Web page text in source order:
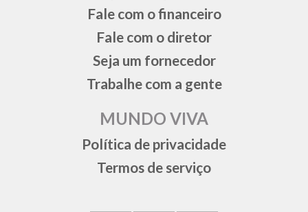
Fale com o financeiro
Fale com o diretor
Seja um fornecedor
Trabalhe com a gente
MUNDO VIVA
Política de privacidade
Termos de serviço